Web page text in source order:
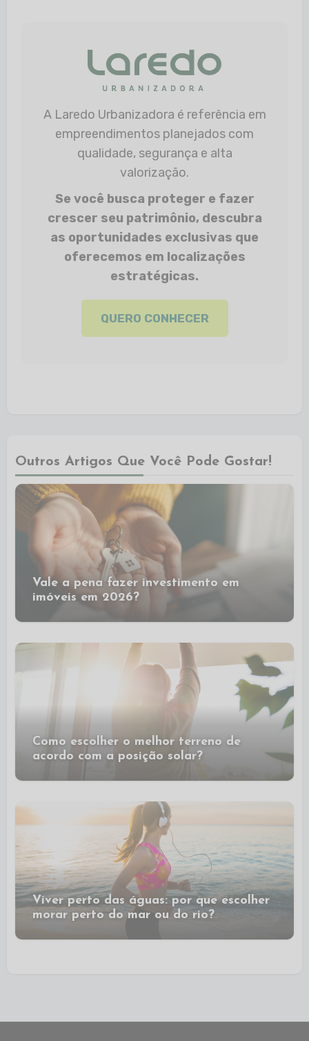
A Laredo Urbanizadora é referência em
empreendimentos planejados com
qualidade, segurança e alta
valorização.
Se você busca proteger e fazer
crescer seu patrimônio, descubra
as oportunidades exclusivas que
oferecemos em localizações
estratégicas.
QUERO CONHECER
Outros Artigos Que Você Pode Gostar!
Vale a pena fazer investimento em
imóveis em 2026?
Como escolher o melhor terreno de
acordo com a posição solar?
Viver perto das águas: por que escolher
morar perto do mar ou do rio?